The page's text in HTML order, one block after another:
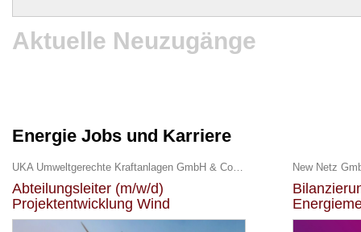
Aktuelle Neuzugänge
Energie Jobs und Karriere
UKA Umweltgerechte Kraftanlagen GmbH & Co. KG
Abteilungsleiter (m/w/d)
Projektentwicklung Wind
New Netz